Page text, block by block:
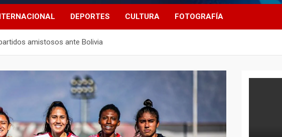
DEPORTES CULTURA FOTOGRAFÍA
amistosos ante Bolivia